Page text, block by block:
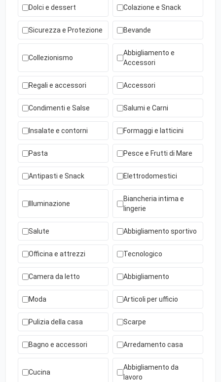
Dolci e dessert Colazione e Snack
Sicurezza e Protezione Bevande
Collezionismo
Abbigliamento e
Accessori
Regali e accessori Accessori
Condimenti e Salse Salumi e Carni
Insalate e contorni Formaggi e latticini
Pasta Pesce e Frutti di Mare
Antipasti e Snack Elettrodomestici
Illuminazione
Biancheria intima e
lingerie
Salute Abbigliamento sportivo
Officina e attrezzi Tecnologico
Camera da letto Abbigliamento
Moda Articoli per ufficio
Pulizia della casa Scarpe
Bagno e accessori Arredamento casa
Cucina
Abbigliamento da
lavoro